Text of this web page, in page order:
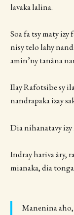
lavaka lalina.
Soa fa tsy maty izy
nisy telo lahy
amin’ny tanàna
Ilay Rafotsibe sy
nandrapaka izay
Dia nihanatavy izy
Indray hariva àry,
mianaka, dia
Manenina